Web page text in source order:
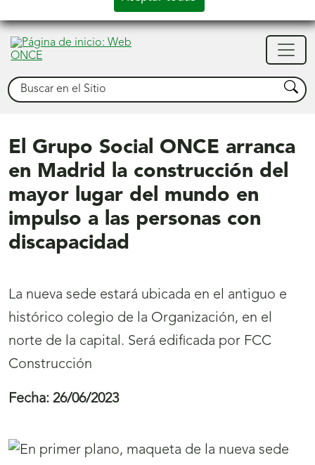
Buscar Buscar
El Grupo Social ONCE arranca
en Madrid la construcción del
mayor lugar del mundo en
impulso a las personas con
discapacidad
La nueva sede estará ubicada en el antiguo e
histórico colegio de la Organización, en el
norte de la capital. Será edificada por FCC
Construcción
Fecha: 26/06/2023